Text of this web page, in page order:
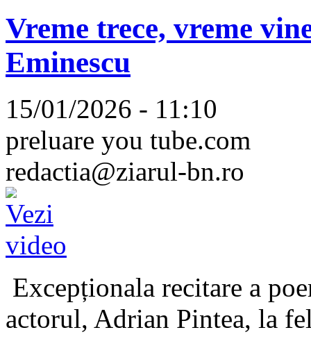
Vreme trece, vreme
Eminescu
15/01/2026 - 11:10
preluare you tube.com
redactia@ziarul-bn.ro
Excepționala recitare a
actorul, Adrian Pintea, la